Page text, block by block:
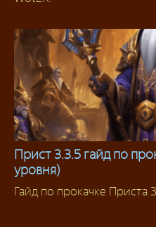
Гайды
Прист 3.3.5 гайд по
уровня)
Гайд по прокачке Приста